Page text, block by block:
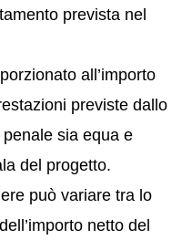
prevista nel
all’importo
previste dallo
sia equa e
del progetto.
può variare tra lo
netto del